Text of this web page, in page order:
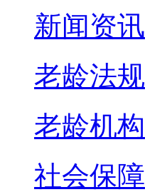
新闻资讯
老龄法规
老龄机构
社会保障